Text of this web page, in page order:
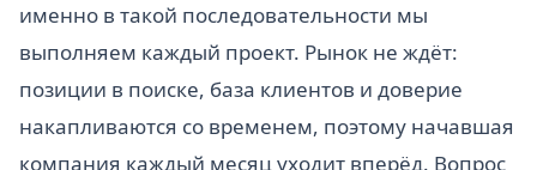
именно в такой последовательности мы
выполняем каждый проект. Рынок не ждёт:
позиции в поиске, база клиентов и доверие
накапливаются со временем, поэтому начавшая
компания каждый месяц уходит вперёд. Вопрос